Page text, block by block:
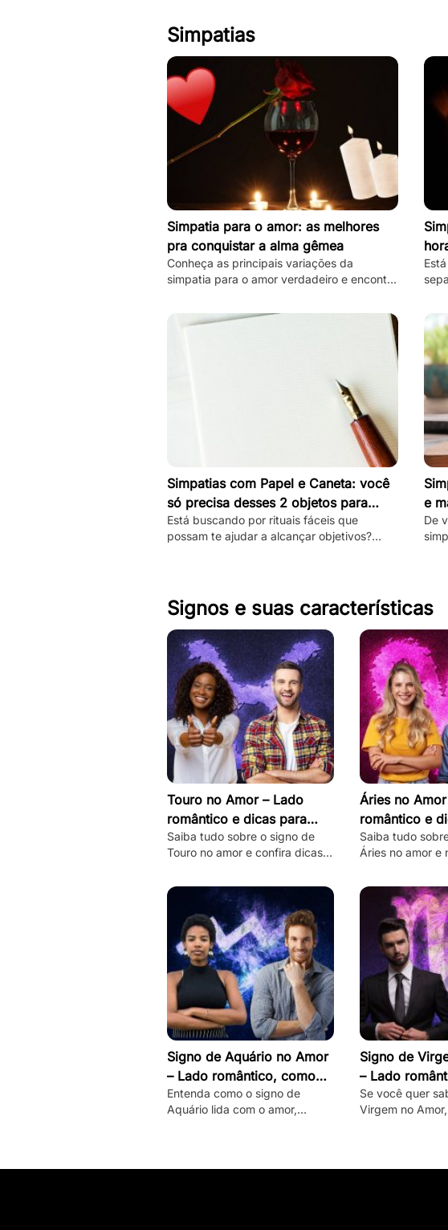
Simpatias
Simpatia para o amor: as melhores
pra conquistar a alma gêmea
Conheça as principais variações da
simpatia para o amor verdadeiro e encontre
simples de se fazer!
Simpatias com Papel e Caneta: você
só precisa desses 2 objetos para
fazê-las
Está buscando por rituais fáceis que
possam te ajudar a alcançar objetivos?
e
De
Signos e suas características
Touro no Amor – Lado
romântico e dicas para
conquistar
Saiba tudo sobre o signo de
Touro no amor e confira dicas
seu lado romântico!
Áries no
romântico e
conquistar
Saiba tudo
Áries no amor e
destravar seu
lado romântico.
Signo de Aquário no Amor
– Lado romântico, como
conquistar e mais
Entenda como o signo de
Aquário lida com o amor,
Signo de
– Lado
conquistar
Se você quer
Virgem no